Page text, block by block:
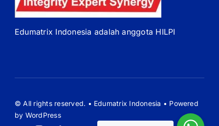
Edumatrix Indonesia adalah anggota HILPI
© All rights reserved. • Edumatrix Indonesia • Powered
by WordPress